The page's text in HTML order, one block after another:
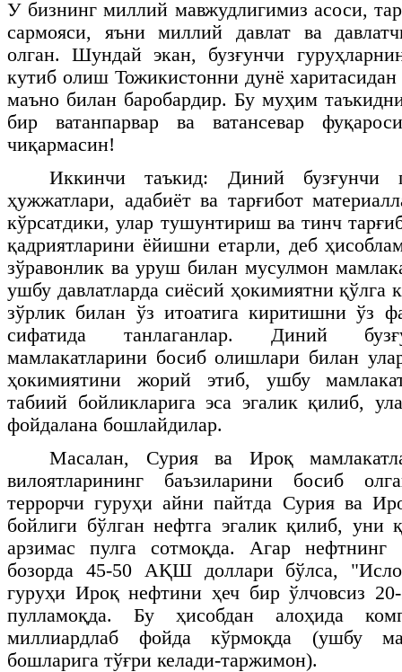
У бизнинг миллий мавжудлигимиз асоси,
сармояси, яъни миллий давлат ва
олган. Шундай экан, бузғунчи
кутиб олиш Тожикистонни дунё
маъно билан баробардир. Бу муҳим
бир ватанпарвар ва ватансевар
чиқармасин!
Иккинчи таъкид: Диний бузғунчи
ҳужжатлари, адабиёт ва тарғибот
кўрсатдики, улар тушунтириш ва тинч
қадриятларини ёйишни етарли, деб
зўравонлик ва уруш билан мусулмон
ушбу давлатларда сиёсий ҳокимиятни қўлга
зўрлик билан ўз итоатига киритишни ўз
сифатида танлаганлар. Диний
мамлакатларини босиб олишлари билан
ҳокимиятини жорий этиб, ушбу
табиий бойликларига эса эгалик қилиб,
фойдалана бошлайдилар.
Масалан, Сурия ва Ироқ
вилоятларининг баъзиларини босиб
террорчи гуруҳи айни пайтда Сурия ва
бойлиги бўлган нефтга эгалик қилиб, уни
арзимас пулга сотмоқда. Агар
бозорда 45-50 АҚШ доллари бўлса,
гуруҳи Ироқ нефтини ҳеч бир ўлчовсиз
пулламоқда. Бу ҳисобдан алоҳида
миллиардлаб фойда кўрмоқда (ушбу
бошларига тўғри келади-таржимон).